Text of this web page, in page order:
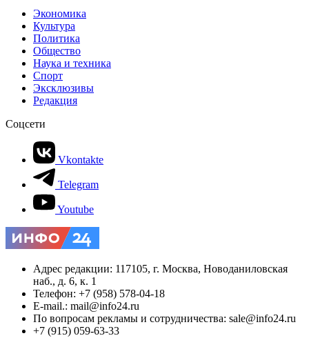
Экономика
Культура
Политика
Общество
Наука и техника
Спорт
Эксклюзивы
Редакция
Соцсети
Vkontakte
Telegram
Youtube
Адрес редакции: 117105, г. Москва, Новоданиловская
наб., д. 6, к. 1
Телефон: +7 (958) 578-04-18
E-mail.: mail@info24.ru
По вопросам рекламы и сотрудничества: sale@info24.ru
+7 (915) 059-63-33